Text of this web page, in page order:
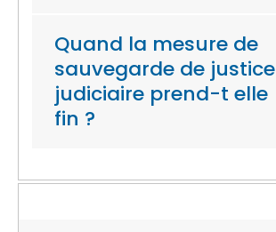
Quand la mesure de
sauvegarde de justice
judiciaire prend-t elle
fin ?